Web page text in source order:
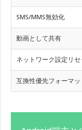
SMS/MMS無効化
動画として共有
ネットワーク設定リセ
互換性優先フォーマッ